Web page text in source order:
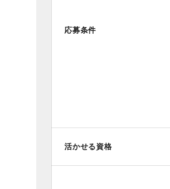
応募条件
活かせる資格